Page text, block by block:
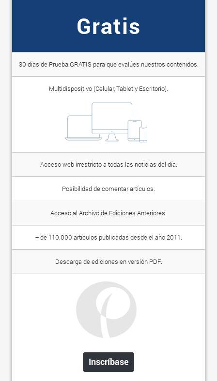
Gratis
30 días de Prueba GRATIS para que evalúes nuestros contenidos.
Multidispositivo (Celular, Tablet y Escritorio).
Acceso web irrestricto a todas las noticias del día.
Posibilidad de comentar artículos.
Acceso al Archivo de Ediciones Anteriores.
+ de 110.000 artículos publicadas desde el año 2011.
Descarga de ediciones en versión PDF.
Inscríbase